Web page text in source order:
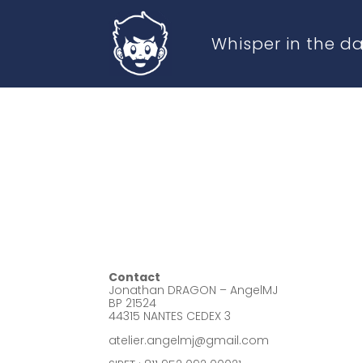
Whisper in the
Contact
Jonathan DRAGON – AngelMJ
BP 21524
44315 NANTES CEDEX 3
atelier.angelmj@gmail.com